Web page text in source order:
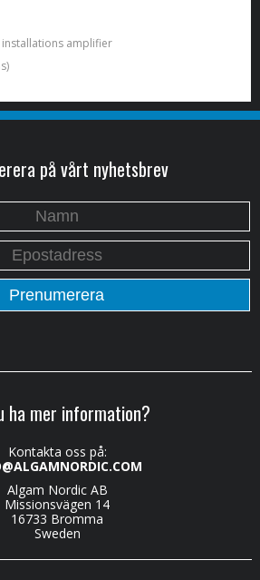
installations amplifier
på vårt nyhetsbrev
ha mer information?
Kontakta oss på:
Algam Nordic AB
Missionsvägen 14
16733 Bromma
Sweden